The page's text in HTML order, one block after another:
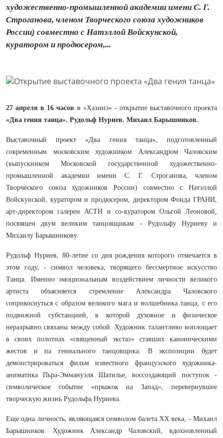
художественно-промышленной академии имени С. Г.
Строганова, членом Творческого союза художников
России) совместно с Натэллой Войскунской,
куратором и продюсером,...
27 апреля в 16 часов в «Хазинэ» - открытие выставочного проекта
«Два гения танца». Рудольф Нуриев. Михаил Барышников.
Выставочный проект «Два гения танца», подготовленный
современным московским художником Александром Чаловским
(выпускником Московской государственной художественно-
промышленной академии имени С. Г. Строганова, членом
Творческого союза художников России) совместно с Натэллой
Войскунской, куратором и продюсером, директором Фонда ГРАНИ,
арт-директором галереи АСТИ и со-куратором Ольгой Леоновой,
посвящен двум великим танцовщикам - Рудольфу Нуриеву и
Михаилу Барышникову.
Рудольф Нуриев, 80-летие со дня рождения которого отмечается в
этом году, - символ человека, творящего бессмертное искусство
Танца. Именно эмоциональным воздействием личности великого
артиста объясняется стремление Александра Чаловского
соприкоснуться с образом великого мага и волшебника танца, с его
подвижной субстанцией, в которой духовное и физическое
неразрывно связаны между собой. Художник талантливо воплощает
в своих полотнах «священный экстаз» ставших каноническими
жестов и па гениального танцовщика. В экспозиции будет
демонстрироваться фильм известного французского художника-
аниматика Пьра-Эммануэля Шатилье, воссоздающий поступок -
символическое событие «прыжок на Запад», перевернувшее
творческую жизнь Рудольфа Нуриева.
Еще одна личность, являющаяся символом балета ХХ века, - Михаил
Барышников. Художник Александр Чаловский, вдохновленный